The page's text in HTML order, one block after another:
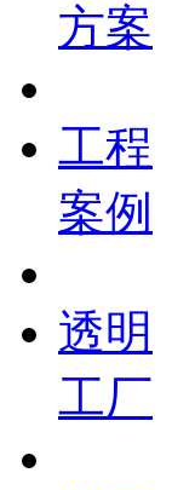
方案
工程
案例
透明
工厂